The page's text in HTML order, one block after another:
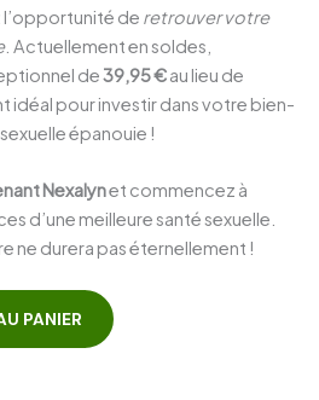
l’opportunité de retrouver votre
. Actuellement en soldes,
de39,95 €au lieu de
idéal pour investir dans votre bien-
épanouie !
Nexalynet commencez à
d’une meilleure santé sexuelle.
ne durera pas éternellement !
PANIER